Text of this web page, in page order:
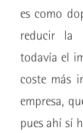
es como
reducir la
todavía el
coste más
empresa,
pues ahí sí